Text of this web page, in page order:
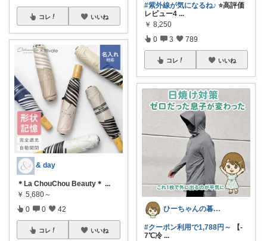
コレ いいね
& day
＊La ChouChou Beauty＊ ...
￥ 5,680～
0 0 42
コレ いいね
#紫外線が気になるね♪ ⭐高評価
レビュー4 ...
￥ 8,250
0 3 789
コレ いいね
ひーちゃんの暮らしと服ROOM🌷
#クーポン利用で1,788円～
【-
7℃冷 ...